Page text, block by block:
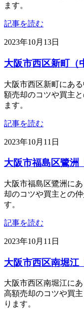
ます。
記事を読む
2023年10月13日
大阪市西区新町（
大阪市西区新町にあ
額売却のコツや買主
ます。
記事を読む
2023年10月11日
大阪市福島区鷺洲
大阪市福島区鷺洲に
却のコツや買主との
す。
記事を読む
2023年10月11日
大阪市西区南堀江
大阪市西区南堀江に
高額売却のコツや買
ります。